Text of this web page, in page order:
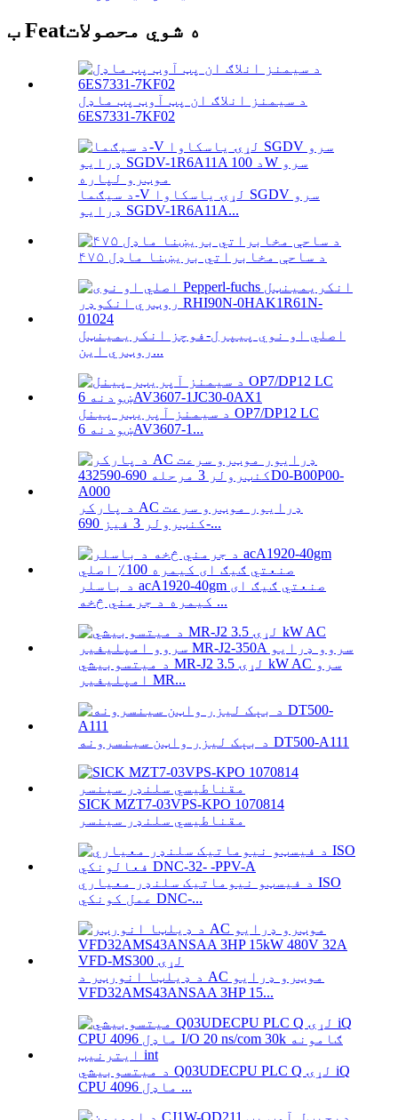
ب Featه شوي محصولات
د سیمنز انلاګ ان پټ آوټ پټ ماډل
6ES7331-7KF02
د سیګما-V لړۍ یاسکاوا SGDV سرو
ډرایو SGDV-1R6A11A...
۴۷۵ د ساحې مخابراتي بریښنا ماډل
اصلي او نوي پیپرل-فوچز انکریمینټل
روټري این...
د سیمنز آپریټر پینل OP7/DP12 LC
ښودنه 6AV3607-1...
د پارکر AC ډرایور موټرو سرعت
کنټرولر 3 فیز 690-...
د باسلر acA1920-40gm صنعتي ګیګ ای
کیمره د جرمني څخه ...
د میتسوبیشي MR-J2 لړۍ 3.5 kW AC سرو
امپلیفیر MR...
د بېک لیزر واټن سینسرونه DT500-A111
SICK MZT7-03VPS-KPO 1070814
مقناطیسي سلنډر سینسر
د فیسټو نیوماتیک سلنډر معیاري ISO
عمل کونکي DNC-...
د ډیلټا انورټر د AC موټرو ډرایو
VFD32AMS43ANSAA 3HP 15...
د میتسوبیشي Q03UDECPU PLC Q لړۍ iQ
CPU ماډل 4096 ...